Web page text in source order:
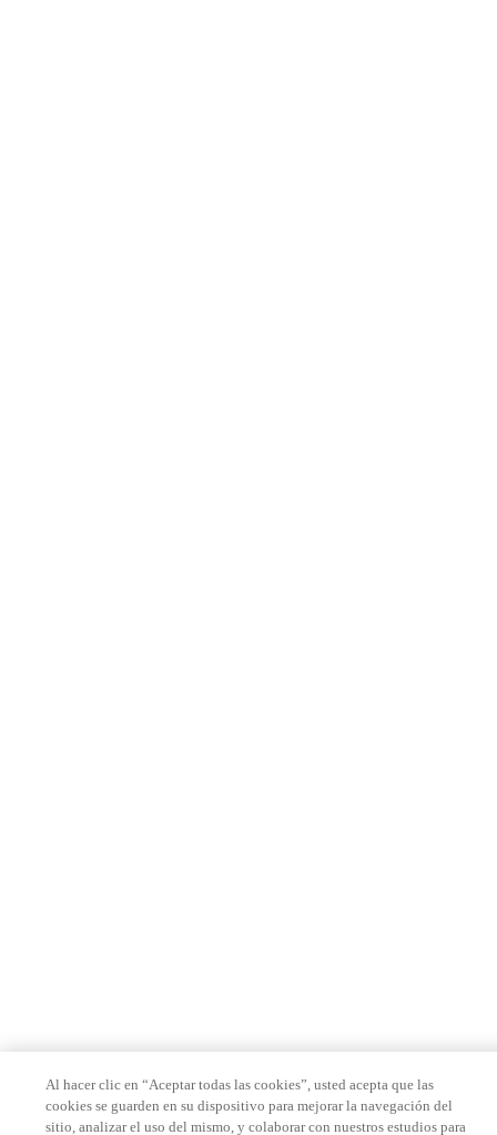
Al hacer clic en “Aceptar todas las cookies”, usted acepta que las
cookies se guarden en su dispositivo para mejorar la navegación del
sitio, analizar el uso del mismo, y colaborar con nuestros estudios para